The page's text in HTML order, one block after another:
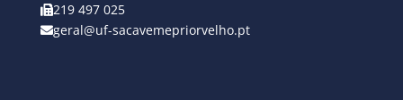
219 497 025
geral@uf-sacavemepriorvelho.pt